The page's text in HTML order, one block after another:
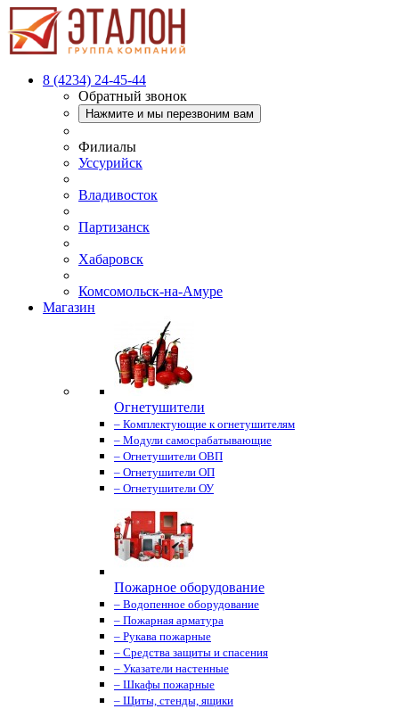
8 (4234) 24-45-44
Обратный звонок
Нажмите и мы перезвоним вам
Филиалы
Уссурийск
Владивосток
Партизанск
Хабаровск
Комсомольск-на-Амуре
Магазин
Огнетушители
– Комплектующие к огнетушителям
– Модули самосрабатывающие
– Огнетушители ОВП
– Огнетушители ОП
– Огнетушители ОУ
Пожарное оборудование
– Водопенное оборудование
– Пожарная арматура
– Рукава пожарные
– Средства защиты и спасения
– Указатели настенные
– Шкафы пожарные
– Щиты, стенды, ящики